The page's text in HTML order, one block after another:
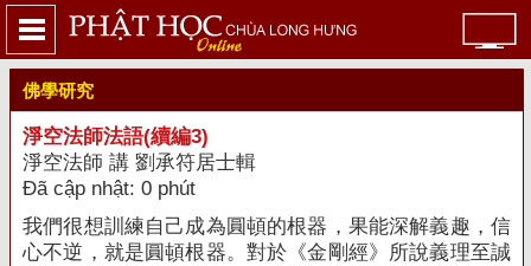
佛學研究
淨空法師法語(續編3)
淨空法師 講 劉承符居士輯
Đã cập nhật: 0 phút
我們很想訓練自己成為圓頓的根器，果能深解義趣，信
心不逆，就是圓頓根器。對於《金剛經》所說義理至誠